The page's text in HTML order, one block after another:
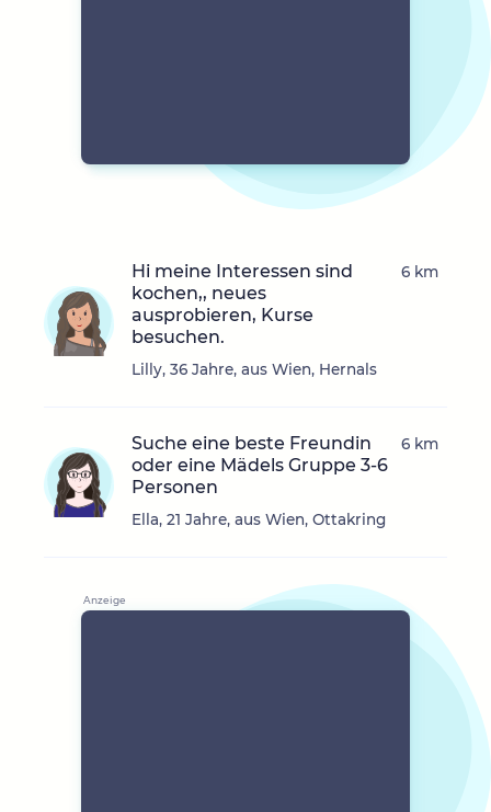
Hi meine Interessen sind
kochen,, neues
ausprobieren, Kurse
besuchen.
Lilly, 36 Jahre, aus Wien, Hernals
6 km
Suche eine beste Freundin
oder eine Mädels Gruppe 3-6
Personen
Ella, 21 Jahre, aus Wien, Ottakring
6 km